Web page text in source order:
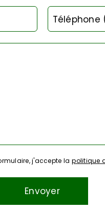
Téléphone
j'accepte la politique